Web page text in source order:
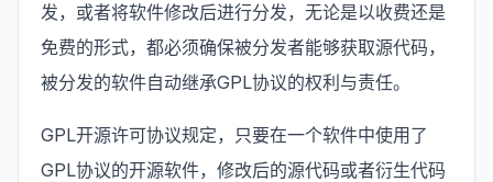
发，或者将软件修改后进行分发，无论是以收费还是
免费的形式，都必须确保被分发者能够获取源代码，
被分发的软件自动继承GPL协议的权利与责任。
GPL开源许可协议规定，只要在一个软件中使用了
GPL协议的开源软件，修改后的源代码或者衍生代码